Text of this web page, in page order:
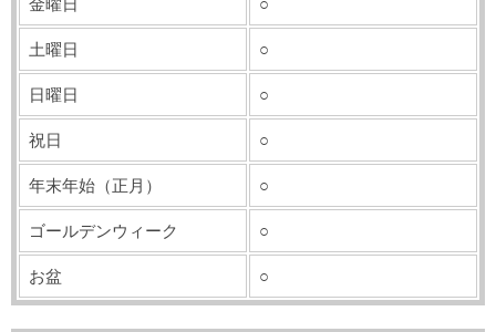
土曜日 ○
日曜日 ○
祝日 ○
年末年始（正月） ○
ゴールデンウィーク ○
お盆 ○